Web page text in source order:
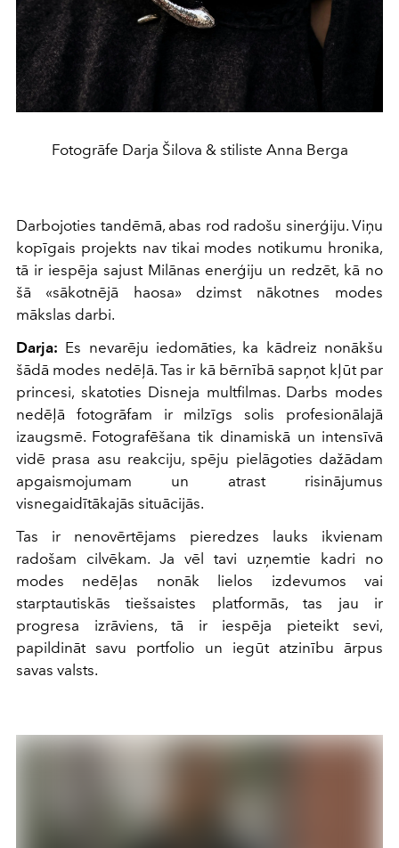
Fotogrāfe Darja Šilova & stiliste Anna Berga
Darbojoties tandēmā, abas rod radošu sinerģiju. Viņu
kopīgais projekts nav tikai modes notikumu hronika,
tā ir iespēja sajust Milānas enerģiju un redzēt, kā no
šā «sākotnējā haosa» dzimst nākotnes modes
mākslas darbi.
Darja: Es nevarēju iedomāties, ka kādreiz nonākšu
šādā modes nedēļā. Tas ir kā bērnībā sapņot kļūt par
princesi, skatoties Disneja multfilmas. Darbs modes
nedēļā fotogrāfam ir milzīgs solis profesionālajā
izaugsmē. Fotografēšana tik dinamiskā un intensīvā
vidē prasa asu reakciju, spēju pielāgoties dažādam
apgaismojumam un atrast risinājumus
visnegaidītākajās situācijās.
Tas ir nenovērtējams pieredzes lauks ikvienam
radošam cilvēkam. Ja vēl tavi uzņemtie kadri no
modes nedēļas nonāk lielos izdevumos vai
starptautiskās tiešsaistes platformās, tas jau ir
progresa izrāviens, tā ir iespēja pieteikt sevi,
papildināt savu portfolio un iegūt atzinību ārpus
savas valsts.